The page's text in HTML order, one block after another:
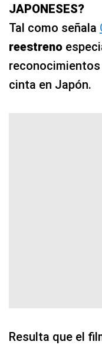
JAPONESES?
Tal como señala
reestreno
cinta en Japón.
Resulta que el